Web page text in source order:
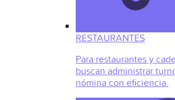
RESTAURANTES
Para restaurantes y
buscan administrar
nómina con eficiencia.